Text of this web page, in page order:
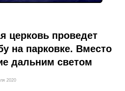
церковь проведет
на парковке. Вместо
дальним светом
2020